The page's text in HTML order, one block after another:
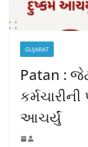
GUJARAT
Patan :
આચર્યું